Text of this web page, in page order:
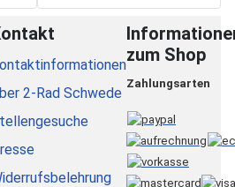
2-Rad Schwede
zum Shop
Zahlungsarten